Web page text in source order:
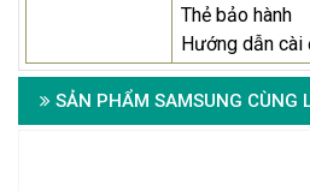
Thẻ bảo hành
Hướng dẫn cài
SẢN PHẨM SAMSUNG CÙNG